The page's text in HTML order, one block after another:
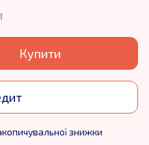
Купити
знижки